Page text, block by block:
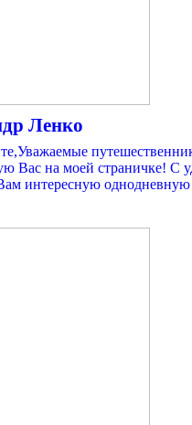
Ленко
Вас на моей страничке! С
интересную